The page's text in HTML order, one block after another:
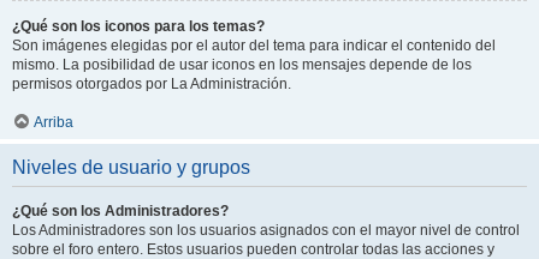
¿Qué son los iconos para los temas?
Son imágenes elegidas por el autor del tema para indicar el contenido del
mismo. La posibilidad de usar iconos en los mensajes depende de los
permisos otorgados por La Administración.
Arriba
Niveles de usuario y grupos
¿Qué son los Administradores?
Los Administradores son los usuarios asignados con el mayor nivel de control
sobre el foro entero. Estos usuarios pueden controlar todas las acciones y